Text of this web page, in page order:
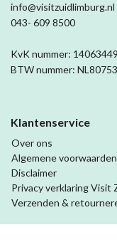
info@visitzuidlimburg.nl
043- 609 8500
KvK nummer: 14063449
BTW nummer:
Klantenservice
Over ons
Algemene voorwaarden
Disclaimer
Privacy verklaring Visit
Verzenden &